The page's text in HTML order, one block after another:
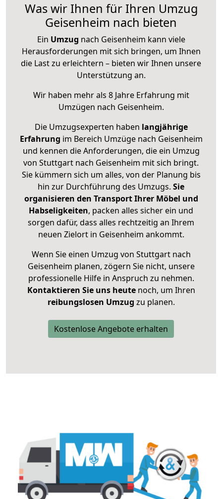
Was wir Ihnen für Ihren Umzug
Geisenheim nach bieten
Ein Umzug nach Geisenheim kann viele
Herausforderungen mit sich bringen, um Ihnen
die Last zu erleichtern – bieten wir Ihnen unsere
Unterstützung an.
Wir haben mehr als 8 Jahre Erfahrung mit
Umzügen nach Geisenheim.
Die Umzugsexperten haben langjährige
Erfahrung im Bereich Umzüge nach Geisenheim
und kennen die Anforderungen, die ein Umzug
von Stuttgart nach Geisenheim mit sich bringt.
Sie kümmern sich um alles, von der Planung bis
hin zur Durchführung des Umzugs. Sie
organisieren den Transport Ihrer Möbel und
Habseligkeiten, packen alles sicher ein und
sorgen dafür, dass alles rechtzeitig an Ihrem
neuen Zielort in Geisenheim ankommt.
Wenn Sie einen Umzug von Stuttgart nach
Geisenheim planen, zögern Sie nicht, unsere
professionelle Hilfe in Anspruch zu nehmen.
Kontaktieren Sie uns heutenoch, um Ihren
reibungslosen Umzug zu planen.
Kostenlose Angebote erhalten